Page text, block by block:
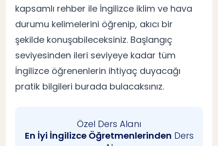
Rüzgarlı Hava İngilizce Terimleri
Soğuk Hava İngilizce İfadeleri
6 İngilizce Sıcaklık Derecesi İfadeleri
8 Çok Soğuk İngilizce İfadeler
kapsamlı rehber ile İngilizce iklim ve hava
durumu kelimelerini öğrenip, akıcı bir
şekilde konuşabileceksiniz. Başlangıç
seviyesinden ileri seviyeye kadar tüm
İngilizce öğrenenlerin ihtiyaç duyacağı
pratik bilgileri burada bulacaksınız.
Özel Ders Alanı
En İyi İngilizce Öğretmenlerinden Ders